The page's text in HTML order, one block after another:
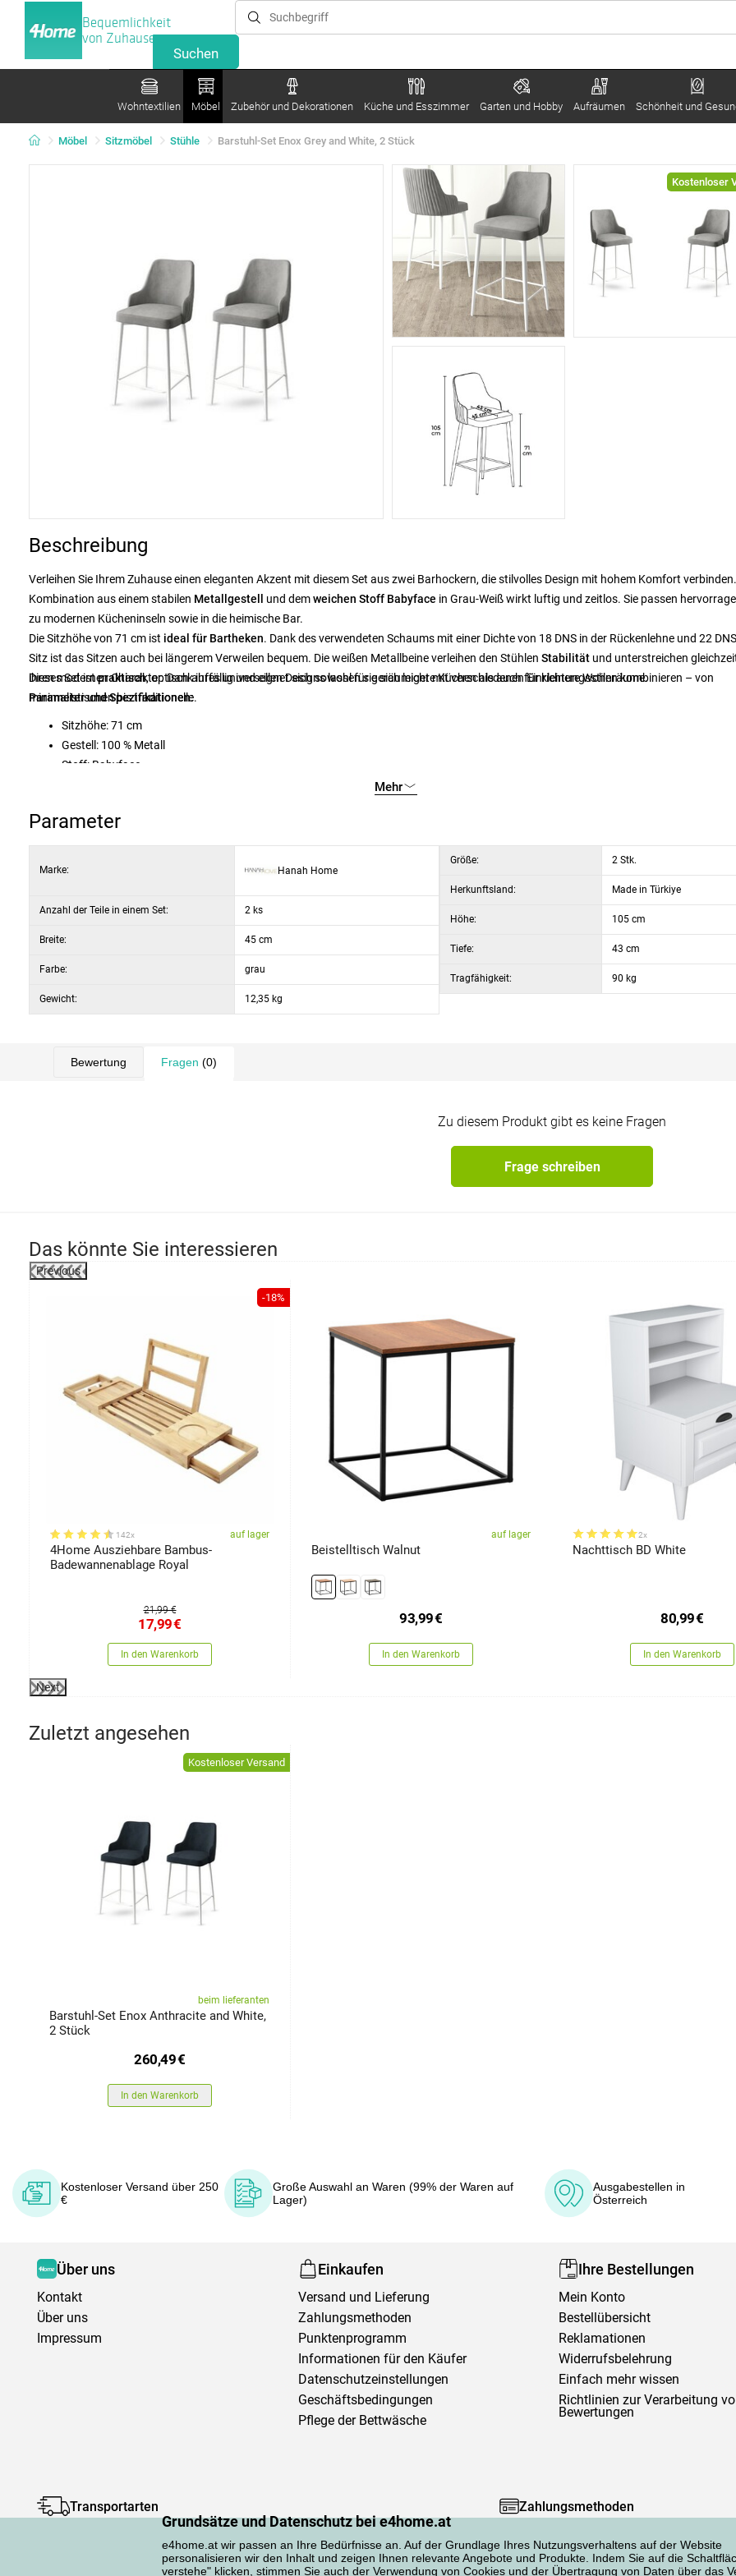
Grundsätze und Datenschutz bei e4home.at
e4home.at wir passen an Ihre Bedürfnisse an. Auf der Grundlage Ihres Nutzungsverhaltens auf der Website
personalisieren wir den Inhalt und zeigen Ihnen relevante Angebote und Produkte. Indem Sie auf die
verstehe" klicken, stimmen Sie auch der Verwendung von Cookies und der Übertragung von Daten über das
Bequemlichkeit
von Zuhause
Wohntextilien Möbel Zubehör und Dekorationen Küche und Esszimmer Garten und Hobby Aufräumen Schönheit und
Möbel Sitzmöbel Stühle Barstuhl-Set Enox Grey and White, 2 Stück
Kostenloser
Beschreibung
Verleihen Sie Ihrem Zuhause einen eleganten Akzent mit diesem Set aus zwei Barhockern, die stilvolles Design mit hohem Komfort
Kombination aus einem stabilen Metallgestell und demweichen Stoff Babyface in Grau-Weiß wirkt luftig und zeitlos. Sie passen
zu modernen Kücheninseln sowie in die heimische Bar.
Die Sitzhöhe von 71 cm ist ideal für Bartheken. Dank des verwendeten Schaums mit einer Dichte von 18 DNS in der Rückenlehne und 22
Sitz ist das Sitzen auch bei längerem Verweilen bequem. Die weißen Metallbeine verleihen den Stühlen Stabilität und unterstreichen
ihren modernen Charakter. Dank ihres universellen Designs lassen sie sich leicht mit verschiedenen Einrichtungsstilen kombinieren – von
minimalistischen bis traditionelle.
Dieses Set istpraktisch, optisch auffällig und eignet sich sowohl für geräumigere Küchen als auch für kleinere Wohnräume.
Parameter und Spezifikationen:
Sitzhöhe: 71 cm
Gestell: 100 % Metall
Stoff: Babyface
Polsterung: 18-DNS-Schaumstoff (Rückenlehne), 22-DNS-Schaumstoff (Sitzfläche)
Mehr
Parameter
Marke: Hanah Home
Anzahl der Teile in einem Set: 2 ks
Breite: 45 cm
Farbe: grau
Gewicht: 12,35 kg
Größe: 2 Stk.
Herkunftsland: Made in Türkiye
Höhe: 105 cm
Tiefe: 43 cm
Tragfähigkeit: 90 kg
Bewertung Fragen (0)
Zu diesem Produkt gibt es keine Fragen
Frage schreiben
Das könnte Sie interessieren
Previous
-18%
142x auf lager
4Home Ausziehbare Bambus-
Badewannenablage Royal
21,99 €
17,99€
In den Warenkorb
auf lager
Beistelltisch Walnut
93,99€
In den Warenkorb
2x
Nachttisch BD White
80,99€
In den Warenkorb
Next
Zuletzt angesehen
Kostenloser Versand
beim lieferanten
Barstuhl-Set Enox Anthracite and White,
2 Stück
260,49€
In den Warenkorb
Kostenloser Versand über 250
€
Große Auswahl an Waren (99% der Waren auf
Lager)
Ausgabestellen in
Österreich
Über uns
Kontakt
Über uns
Impressum
Einkaufen
Versand und Lieferung
Zahlungsmethoden
Punktenprogramm
Informationen für den Käufer
Datenschutzeinstellungen
Geschäftsbedingungen
Pflege der Bettwäsche
Ihre Bestellungen
Mein Konto
Bestellübersicht
Reklamationen
Widerrufsbelehrung
Einfach mehr wissen
Richtlinien zur Verarbeitung
Bewertungen
Transportarten Zahlungsmethoden